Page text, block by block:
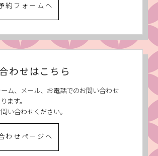
約フォームへ
わせはこちら
ーム、メール、お電話でのお問い合わせ
ます。
い合わせください。
わせページへ